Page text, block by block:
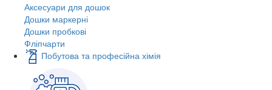
Аксесуари для дошок
Дошки маркерні
Дошки пробкові
Фліпчарти
Побутова та професійна хімія